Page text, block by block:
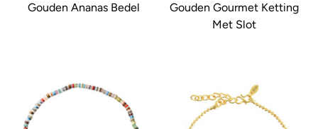
Gouden Ananas Bedel
Gouden Gourmet Ketting
Met Slot